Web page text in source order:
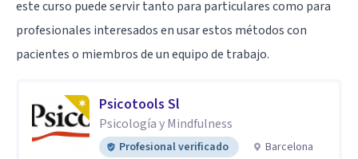
este curso puede servir tanto para particulares como para
profesionales interesados en usar estos métodos con
pacientes o miembros de un equipo de trabajo.
Psicotools Sl
Psicología y Mindfulness
Profesional verificado
Barcelona